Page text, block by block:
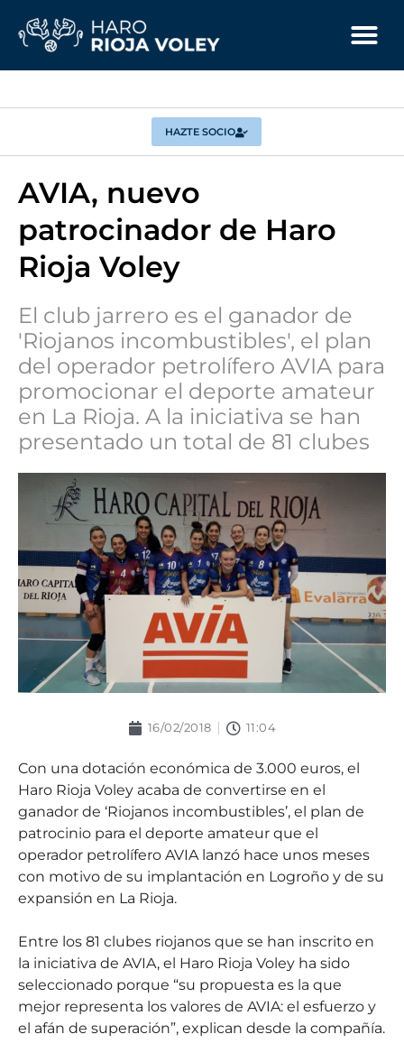
HAZTE SOCIO
AVIA, nuevo
patrocinador de Haro
Rioja Voley
El club jarrero es el ganador de
'Riojanos incombustibles', el plan
del operador petrolífero AVIA para
promocionar el deporte amateur
en La Rioja. A la iniciativa se han
presentado un total de 81 clubes
16/02/2018 11:04
Con una dotación económica de 3.000 euros, el
Haro Rioja Voley acaba de convertirse en el
ganador de ‘Riojanos incombustibles’, el plan de
patrocinio para el deporte amateur que el
operador petrolífero AVIA lanzó hace unos meses
con motivo de su implantación en Logroño y de su
expansión en La Rioja.
Entre los 81 clubes riojanos que se han inscrito en
la iniciativa de AVIA, el Haro Rioja Voley ha sido
seleccionado porque “su propuesta es la que
mejor representa los valores de AVIA: el esfuerzo y
el afán de superación”, explican desde la compañía.